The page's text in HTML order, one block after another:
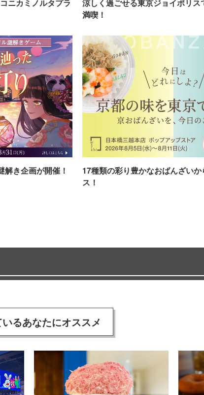
ニカミノルタプラ
涼しく過ごせる東京ジョイポリス
満喫！
き企画が開催！
17種類の彩り豊かなおばんざい
ス！
るあなたにオススメ